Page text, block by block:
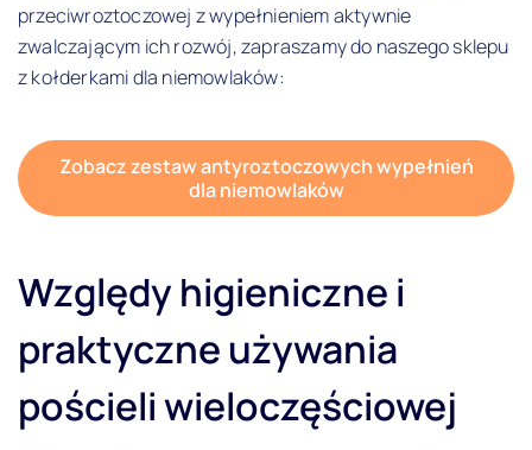
przeciwroztoczowej z wypełnieniem aktywnie
zwalczającym ich rozwój, zapraszamy do naszego sklepu
z kołderkami dla niemowlaków:
Zobacz zestaw antyroztoczowych wypełnień
dla niemowlaków
Względy higieniczne i
praktyczne używania
pościeli wieloczęściowej